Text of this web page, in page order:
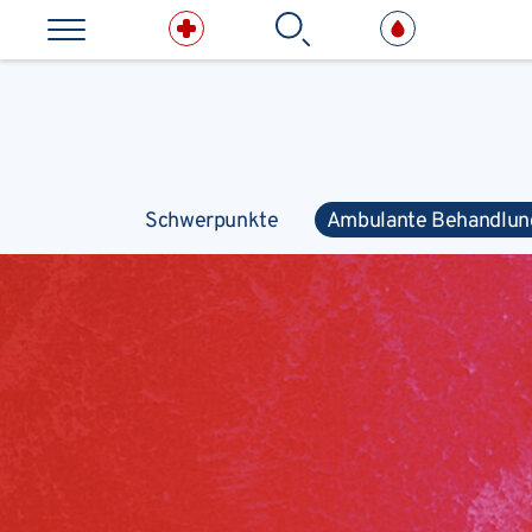
Direkt zum Inhalt springen
Schwerpunkte Ambulante
Kliniken & medizinische
Nervenzentrum Neurologie Ambulante Behandlung